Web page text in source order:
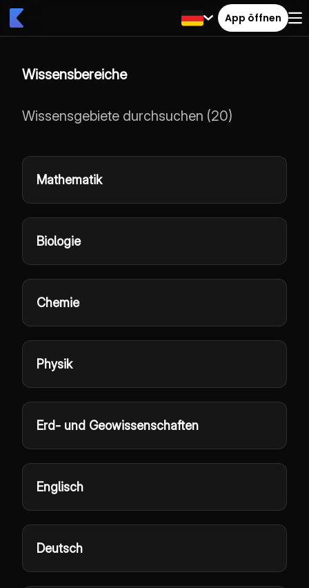
App öffnen
Wissensbereiche
Wissensgebiete durchsuchen (20)
Mathematik
Biologie
Chemie
Physik
Erd- und Geowissenschaften
Englisch
Deutsch